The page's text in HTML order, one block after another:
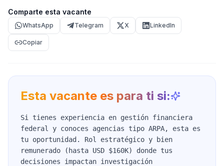
Comparte esta vacante
WhatsApp Telegram X LinkedIn
Copiar
Esta vacante es para ti si:
Si tienes experiencia en gestión financiera
federal y conoces agencias tipo ARPA, esta es
tu oportunidad. Rol estratégico y bien
remunerado (hasta USD $160K) donde tus
decisiones impactan investigación